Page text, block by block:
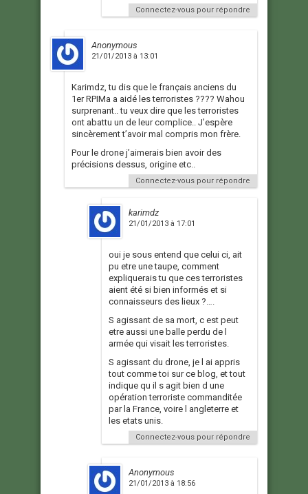
Connectez-vous pour répondre
Anonymous
21/01/2013 à 13:01
Karimdz, tu dis que le français anciens du
1er RPIMa a aidé les terroristes ???? Wahou
surprenant.. tu veux dire que les terroristes
ont abattu un de leur complice.. J’espère
sincèrement t’avoir mal compris mon frère.
Pour le drone j’aimerais bien avoir des
précisions dessus, origine etc..
Connectez-vous pour répondre
karimdz
21/01/2013 à 17:01
oui je sous entend que celui ci, ait
pu etre une taupe, comment
expliquerais tu que ces terroristes
aient été si bien informés et si
connaisseurs des lieux ?….
S agissant de sa mort, c est peut
etre aussi une balle perdu de l
armée qui visait les terroristes.
S agissant du drone, je l ai appris
tout comme toi sur ce blog, et tout
indique qu il s agit bien d une
opération terroriste commanditée
par la France, voire l angleterre et
les etats unis.
Connectez-vous pour répondre
Anonymous
21/01/2013 à 18:56